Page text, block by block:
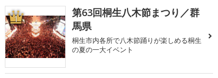
1
第63回桐生八木節まつり／群
馬県
桐生市内各所で八木節踊りが楽しめる桐生
の夏の一大イベント